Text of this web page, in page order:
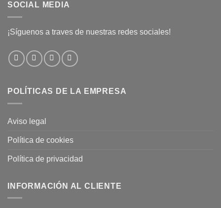
SOCIAL MEDIA
¡Síguenos a traves de nuestras redes sociales!
POLÍTICAS DE LA EMPRESA
Aviso legal
Política de cookies
Política de privacidad
INFORMACIÓN AL CLIENTE